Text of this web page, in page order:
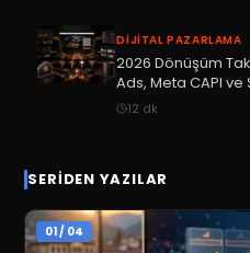
DIJITAL PAZARLAMA
2026 Dönüşüm
Ads, Meta CAPI
12 dk
SERIDEN YAZILAR
01/ 04